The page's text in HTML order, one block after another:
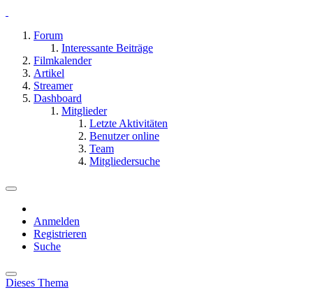
Forum
Interessante Beiträge
Filmkalender
Artikel
Streamer
Dashboard
Mitglieder
Letzte Aktivitäten
Benutzer online
Team
Mitgliedersuche
Anmelden
Registrieren
Suche
Dieses Thema